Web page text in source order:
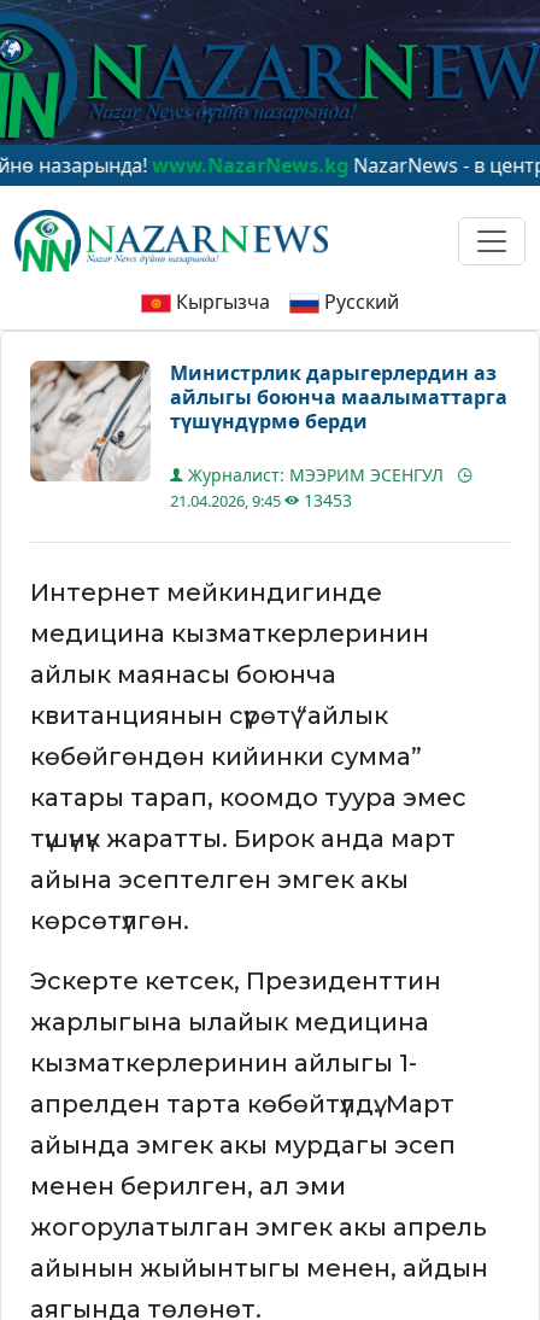
www.NazarNews.kgNazarNews - в центре
Кыргызча Русский
Министрлик дарыгерлердин аз
айлыгы боюнча маалыматтарга
түшүндүрмө берди
Журналист: МЭЭРИМ ЭСЕНГУЛ
21.04.2026, 9:45 13453
Интернет мейкиндигинде
медицина кызматкерлеринин
айлык маянасы боюнча
квитанциянын сүрөтү “айлык
көбөйгөндөн кийинки сумма”
катары тарап, коомдо туура эмес
түшүнүк жаратты. Бирок анда март
айына эсептелген эмгек акы
көрсөтүлгөн.
Эскерте кетсек, Президенттин
жарлыгына ылайык медицина
кызматкерлеринин айлыгы 1-
апрелден тарта көбөйтүлдү. Март
айында эмгек акы мурдагы эсеп
менен берилген, ал эми
жогорулатылган эмгек акы апрель
айынын жыйынтыгы менен, айдын
аягында төлөнөт.